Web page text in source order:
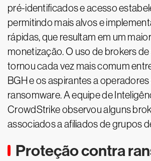
pré-identificados e acesso
permitindo mais alvos e
rápidas, que resultam em um
monetização. O uso de brokers
tornou cada vez mais comum
BGH e os aspirantes a operadores
ransomware. A equipe de
CrowdStrike observou alguns
associados a afiliados de grupos
Proteção contra